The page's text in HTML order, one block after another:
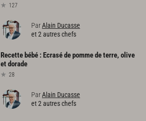
127
ParAlain Ducasse
et 2 autres chefs
Recette bébé : Ecrasédepommedeterre, olive
etdorade
28
ParAlain Ducasse
et 2 autres chefs